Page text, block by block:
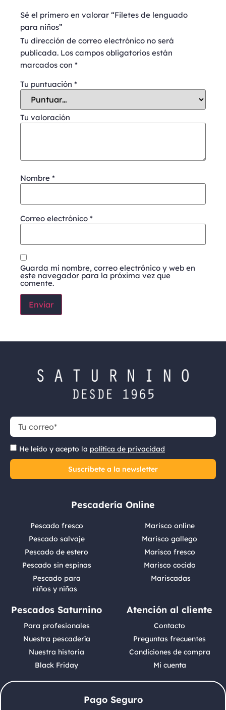
Sé el primero en valorar “Filetes de lenguado
para niños”
Tu dirección de correo electrónico no será
publicada. Los campos obligatorios están
marcados con *
Tu puntuación *
Tu valoración
Nombre *
Correo electrónico *
Guarda mi nombre, correo electrónico y web en
este navegador para la próxima vez que
comente.
He leído y acepto la política de privacidad
Suscríbete a la newsletter
Pescadería Online
Pescado fresco
Pescado salvaje
Pescado de estero
Pescado sin espinas
Pescado para
niños y niñas
Marisco online
Marisco gallego
Marisco fresco
Marisco cocido
Mariscadas
Pescados Saturnino
Para profesionales
Nuestra pescadería
Nuestra historia
Black Friday
Atención al cliente
Contacto
Preguntas frecuentes
Condiciones de compra
Mi cuenta
Pago Seguro